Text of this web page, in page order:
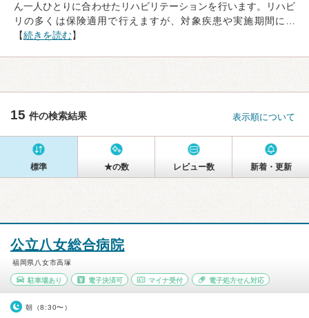
ん一人ひとりに合わせたリハビリテーションを行います。リハビ
リの多くは保険適用で行えますが、対象疾患や実施期間に…
【続きを読む】
15 件の検索結果 表示順について
標準 ★の数 レビュー数 新着・更新
公立八女総合病院
福岡県八女市高塚
駐車場あり 電子決済可 マイナ受付 電子処方せん対応
朝（8:30〜）